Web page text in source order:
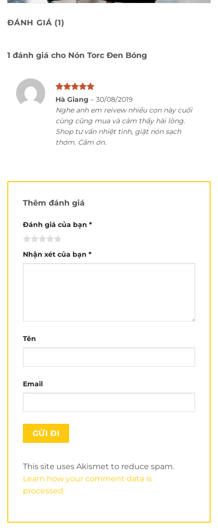
Chọn chọn size nón đúng cách:
Review chi tiết nón fullface TORC:
đẹp, thực tế còn đẹp hơn nhiều nha.
Hiện sản phẩm Torc đen bóng đã có mặt tại Chuỗi cửa
hàng Nón Trùm:
Chọn chọn size nón đúng cách:
Xem nhiều hơn tạiKênh Youtube của Nón Trùm.
Bộ lót của mũ fullface TORC
LS2, Yohe rất nhiều, lót của nón cũng dày hơn mặc
dù cùng size.
fullface TORCcân bằng động lực học khi chạy
nhanh.
ĐÁNH GIÁ (1)
1 đánh giá cho Nón Torc Đen Bóng
Được xếp
hạng
5
sao
Hà Giang– 30/08/2019
Nghe anh em reivew nhiều con này cuối
cùng cũng mua và cảm thấy hài lòng.
Shop tư vấn nhiệt tình, giặt nón sạch
thơm. Cảm ơn.
Thêm đánh giá
Đánh giá của bạn *
Nhận xét của bạn *
Tên
Email
This site uses Akismet to reduce spam.
Learn how your comment data is
processed.